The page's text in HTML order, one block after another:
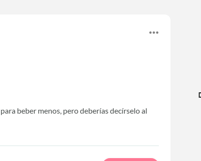
beber menos, pero deberías decírselo al